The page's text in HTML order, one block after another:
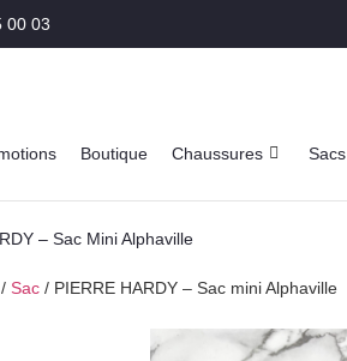
00 03
Boutique Chaussures Sacs
– Sac Mini Alphaville
/ Sac / PIERRE HARDY – Sac mini Alphaville